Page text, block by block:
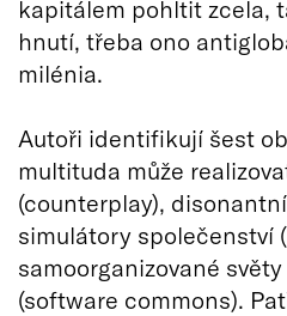
kapitálem pohltit zcela,
hnutí, třeba ono
milénia.
Autoři identifikují šest
multituda může
(counterplay),
simulátory společenství
samoorganizované
(software commons).